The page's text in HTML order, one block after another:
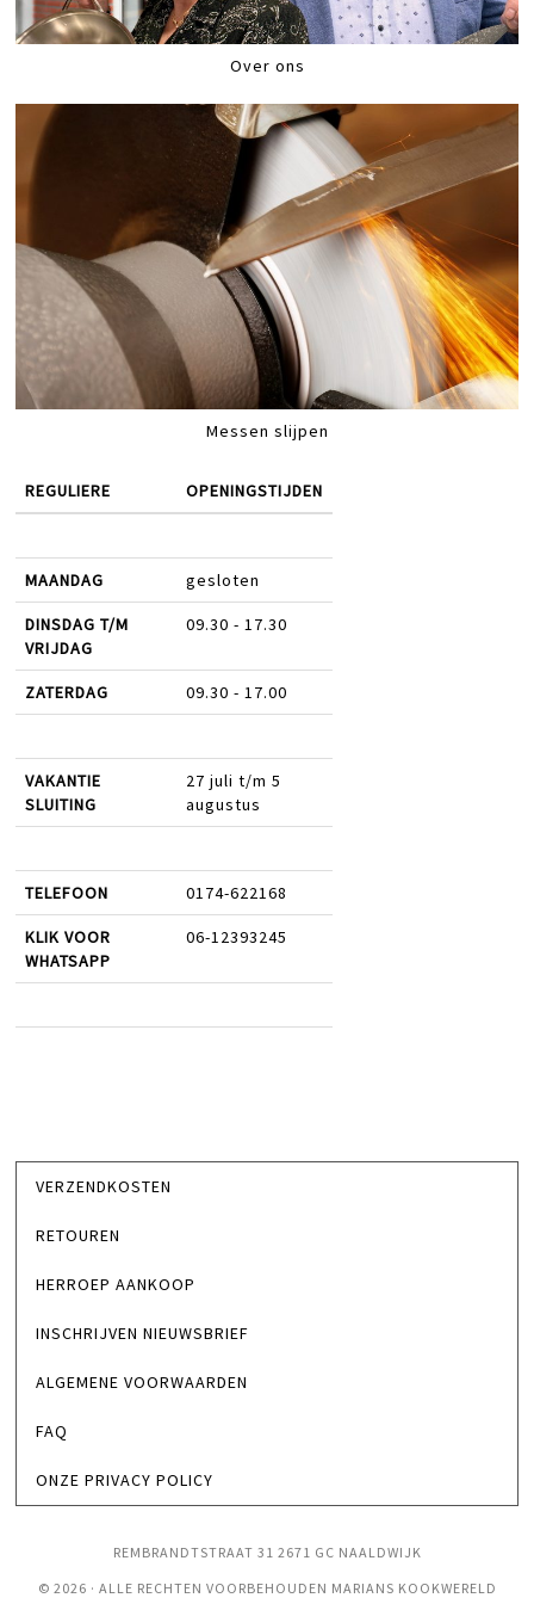
Over ons
Messen slijpen
REGULIERE OPENINGSTIJDEN
MAANDAG gesloten
DINSDAG T/M
VRIJDAG
09.30 - 17.30
ZATERDAG 09.30 - 17.00
VAKANTIE
SLUITING
27 juli t/m 5
augustus
TELEFOON 0174-622168
KLIK VOOR
WHATSAPP
06-12393245
VERZENDKOSTEN
RETOUREN
HERROEP AANKOOP
INSCHRIJVEN NIEUWSBRIEF
ALGEMENE VOORWAARDEN
FAQ
ONZE PRIVACY POLICY
REMBRANDTSTRAAT 31 2671 GC NAALDWIJK
© 2026 · ALLE RECHTEN VOORBEHOUDEN MARIANS KOOKWERELD